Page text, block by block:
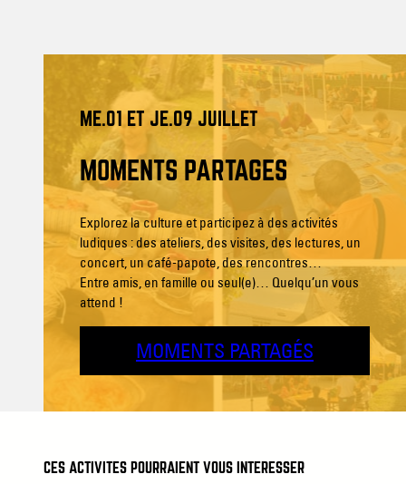
ME.01 ET JE.09 JUILLET
MOMENTS PARTAGÉS
Explorez la culture et participez à des activités
ludiques : des ateliers, des visites, des lectures, un
concert, un café-papote, des rencontres…
Entre amis, en famille ou seul(e)… Quelqu’un vous
attend !
MOMENTS PARTAGÉS
CES ACTIVITÉS POURRAIENT VOUS INTÉRESSER